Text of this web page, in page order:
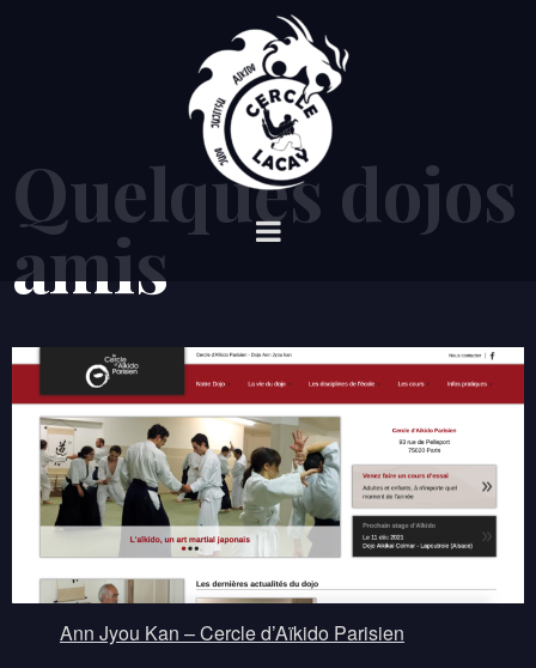
Quelques dojos
amis
Ann Jyou Kan – Cercle d’Aïkido Parisien